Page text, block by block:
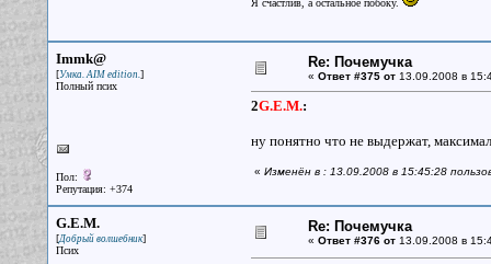
Я счастлив, а остальное побоку.
Immk@
[Умка. AIM edition.]
Полный псих
Пол:
Репутация: +374
Re: Почемучка
« Ответ #375 от13.09.2008 в
2G.E.M.:
ну понятно что не выдержат,
« Изменён в : 13.09.2008 в 15:45:28
G.E.M.
[Добрый волшебник]
Псих
Re: Почемучка
« Ответ #376 от13.09.2008 в